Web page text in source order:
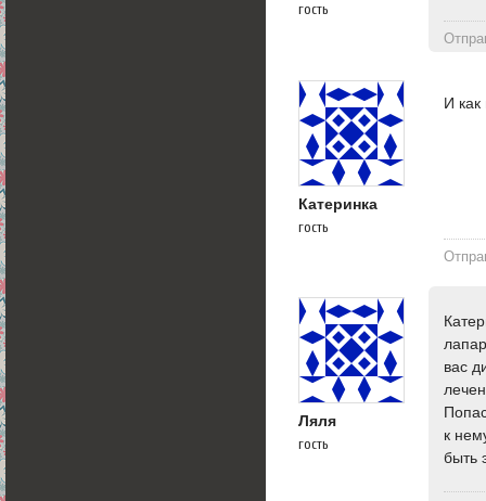
гость
Катеринка
гость
И как
Ляля
гость
вас
к
быть